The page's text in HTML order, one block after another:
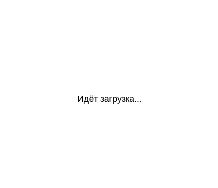
Идёт загрузка...